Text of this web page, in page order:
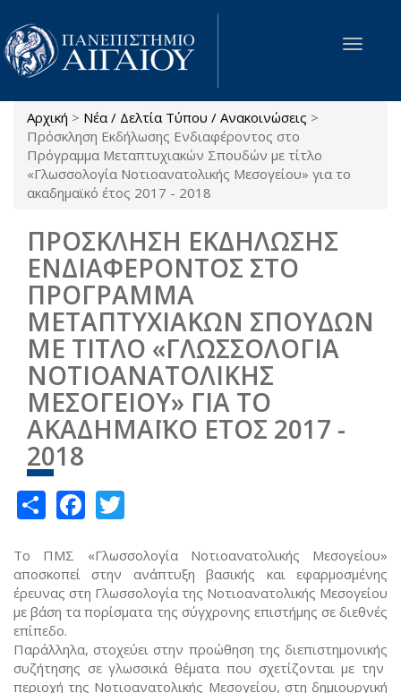
Παράκαμψη προς το κυρίως περιεχόμενο
Toggle
Είστε εδώ
Αρχική > Νέα / Δελτία Τύπου / Ανακοινώσεις >
Πρόσκληση Εκδήλωσης Ενδιαφέροντος στο
Πρόγραμμα Μεταπτυχιακών Σπουδών με τίτλο
«Γλωσσολογία Νοτιοανατολικής Μεσογείου» για το
ακαδημαϊκό έτος 2017 - 2018
ΠΡΟΣΚΛΗΣΗ ΕΚΔΗΛΩΣΗΣ
ΕΝΔΙΑΦΕΡΟΝΤΟΣ ΣΤΟ
ΠΡΟΓΡΑΜΜΑ
ΜΕΤΑΠΤΥΧΙΑΚΩΝ ΣΠΟΥΔΩΝ
ΜΕ ΤΙΤΛΟ «ΓΛΩΣΣΟΛΟΓΙΑ
ΝΟΤΙΟΑΝΑΤΟΛΙΚΗΣ
ΜΕΣΟΓΕΙΟΥ» ΓΙΑ ΤΟ
ΑΚΑΔΗΜΑΪΚΟ ΕΤΟΣ 2017 -
2018
ShareFacebook
Το ΠΜΣ «Γλωσσολογία Νοτιοανατολικής Μεσογείου»
αποσκοπεί στην ανάπτυξη βασικής και εφαρμοσμένης
έρευνας στη Γλωσσολογία της Νοτιοανατολικής Μεσογείου
με βάση τα πορίσματα της σύγχρονης επιστήμης σε διεθνές
επίπεδο.
Παράλληλα, στοχεύει στην προώθηση της διεπιστημονικής
συζήτησης σε γλωσσικά θέματα που σχετίζονται με την
περιοχή της Νοτιοανατολικής Μεσογείου, στη δημιουργική